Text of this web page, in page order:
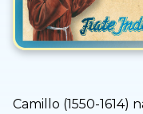
Camillo (1550-